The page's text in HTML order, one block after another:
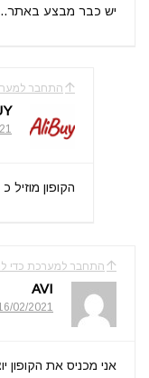
יש כבר מבצע באתר..
התחבר
הקופון מוזיל כ 20$
התחבר למערכת כדי
AVI
02/2021 at 21:19
אני מכניס את הקופון יוצא